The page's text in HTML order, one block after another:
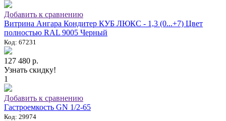
Добавить к сравнению
Витрина Ангара Кондитер КУБ ЛЮКС - 1,3 (0...+7) Цвет
полностью RAL 9005 Черный
Код: 67231
127 480 р.
Узнать скидку!
1
Добавить к сравнению
Гастроемкость GN 1/2-65
Код: 29974